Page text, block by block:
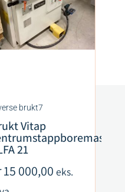
brukt7
Vitap
21
15 000,00 eks.